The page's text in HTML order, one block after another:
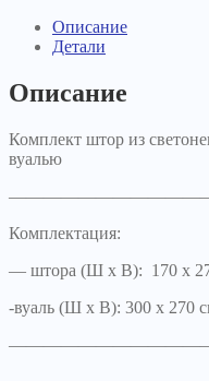
Описание
Детали
Описание
Комплект штор из
вуалью
Комплектация:
— штора (Ш х В): 170 х
-вуаль (Ш х В): 300 х 270